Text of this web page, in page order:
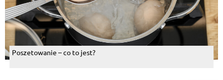
Poszetowanie – co to jest?